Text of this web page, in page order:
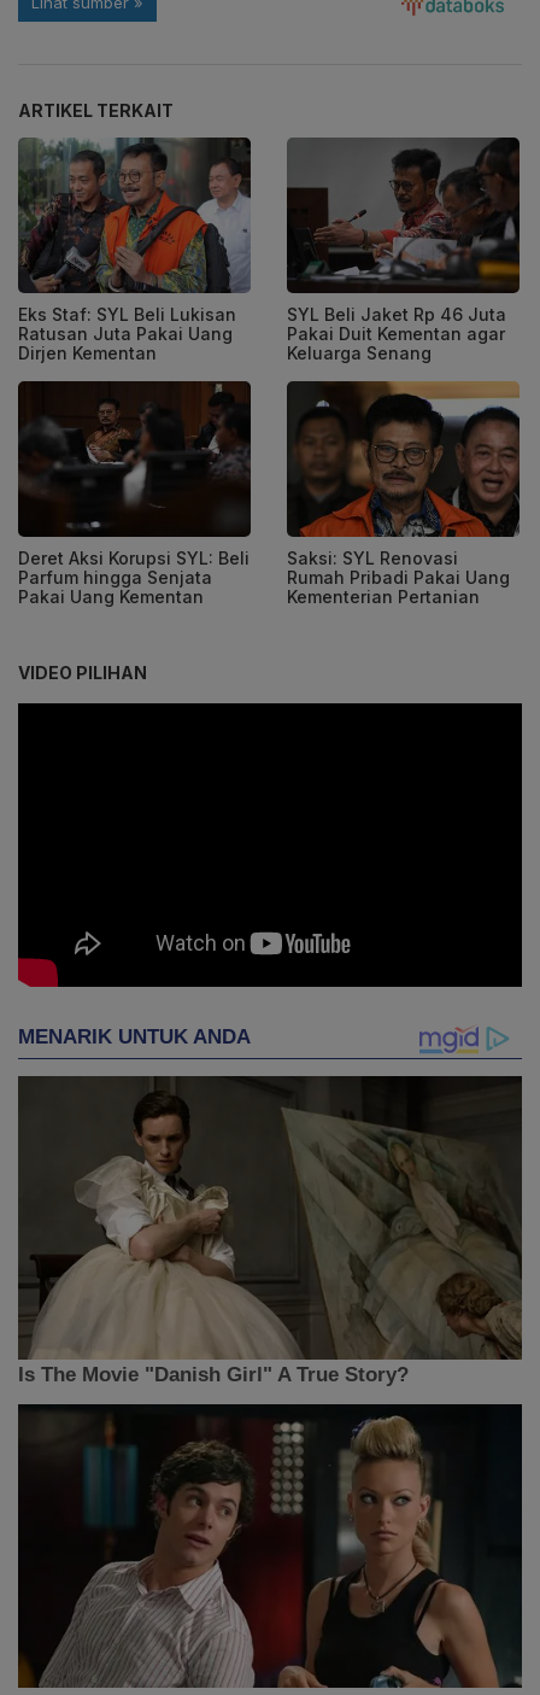
ARTIKEL TERKAIT
Eks Staf: SYL Beli Lukisan
Ratusan Juta Pakai Uang
Dirjen Kementan
SYL Beli Jaket Rp 46 Juta
Pakai Duit Kementan agar
Keluarga Senang
Deret Aksi Korupsi SYL: Beli
Parfum hingga Senjata
Pakai Uang Kementan
Saksi: SYL Renovasi
Rumah Pribadi Pakai Uang
Kementerian Pertanian
VIDEO PILIHAN